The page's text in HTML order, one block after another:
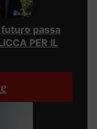
futuro passa
PER IL